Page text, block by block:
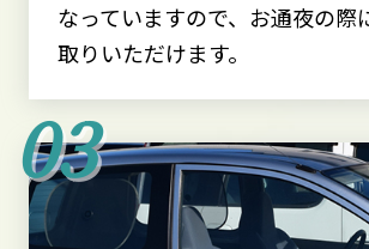
なっていますので、お通夜の際
取りいただけます。